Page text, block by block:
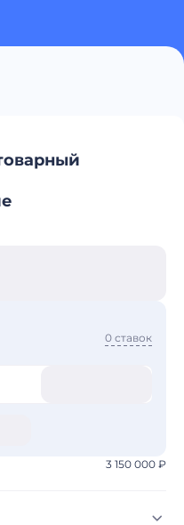
0 ставок
3 150 000 ₽